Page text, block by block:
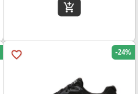
add_shopping_cart
favorite_border -24%